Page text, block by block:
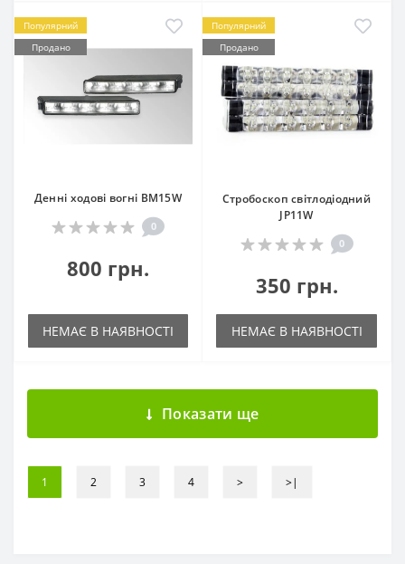
Популярний
Продано
Денні ходові вогні BM15W
0
800 грн.
НЕМАЄ В НАЯВНОСТІ
Популярний
Продано
Стробоскоп світлодіодний
JP11W
0
350 грн.
НЕМАЄ В НАЯВНОСТІ
Показати ще
1 2 3 4 > >|